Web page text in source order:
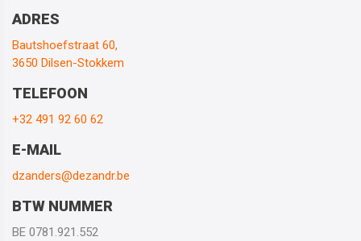
ADRES
Bautshoefstraat 60,
3650 Dilsen-Stokkem
TELEFOON
+32 491 92 60 62
E-MAIL
dzanders@dezandr.be
BTW NUMMER
BE 0781.921.552